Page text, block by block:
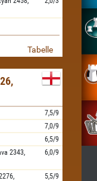
Tabelle
7,5/9
7,0/9
6,5/9
2343,
6,0/9
5,5/9